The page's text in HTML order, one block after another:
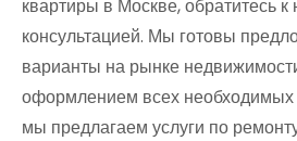
квартиры в Москве, обратитесь к
консультацией. Мы готовы
варианты на рынке
оформлением всех необходимых
мы предлагаем услуги по